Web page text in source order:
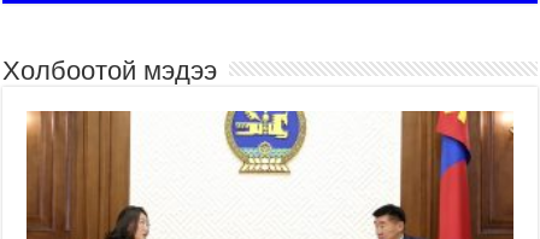
Холбоотой мэдээ